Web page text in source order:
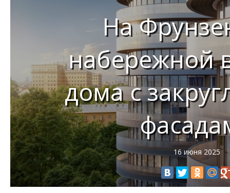
На
набережной
дома с
16 июня 2025